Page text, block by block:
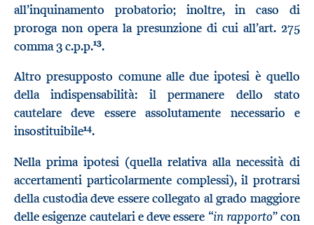
all’inquinamento probatorio; inoltre, in caso di
proroga non opera la presunzione di cui all’art. 275
comma 3 c.p.p.13.
Altro presupposto comune alle due ipotesi è quello
della indispensabilità: il permanere dello stato
cautelare deve essere assolutamente necessario e
insostituibile14.
Nella prima ipotesi (quella relativa alla necessità di
accertamenti particolarmente complessi), il protrarsi
della custodia deve essere collegato al grado maggiore
delle esigenze cautelari e deve essere “in rapporto” con